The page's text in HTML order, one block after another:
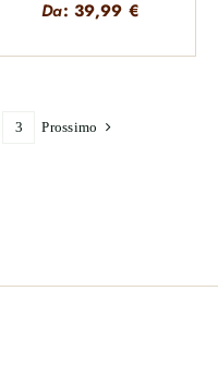
Da:39,99 €
3 Prossimo